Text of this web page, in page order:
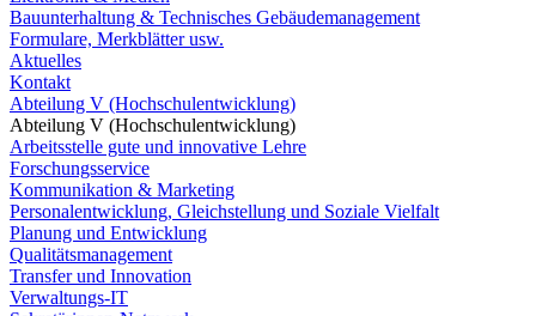
Bauunterhaltung & Technisches Gebäudemanagement
Formulare, Merkblätter usw.
Aktuelles
Kontakt
Abteilung V (Hochschulentwicklung)
Abteilung V (Hochschulentwicklung)
Arbeitsstelle gute und innovative Lehre
Forschungsservice
Kommunikation & Marketing
Personalentwicklung, Gleichstellung und Soziale Vielfalt
Planung und Entwicklung
Qualitätsmanagement
Transfer und Innovation
Verwaltungs-IT